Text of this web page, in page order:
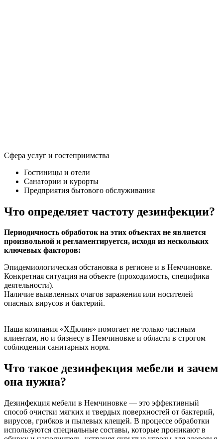
Сфера услуг и гостеприимства
Гостиницы и отели
Санатории и курорты
Предприятия бытового обслуживания
Что определяет частоту дезинфекции?
Периодичность обработок на этих объектах не является
произвольной и регламентируется, исходя из нескольких
ключевых факторов:
Эпидемиологическая обстановка в регионе и в Немчиновке.
Конкретная ситуация на объекте (проходимость, специфика
деятельности).
Наличие выявленных очагов заражения или носителей
опасных вирусов и бактерий.
Наша компания «ХДклин» помогает не только частным
клиентам, но и бизнесу в Немчиновке и области в строгом
соблюдении санитарных норм.
Что такое дезинфекция мебели и зачем
она нужна?
Дезинфекция мебели в Немчиновке — это эффективный
способ очистки мягких и твердых поверхностей от бактерий,
вирусов, грибков и пылевых клещей. В процессе обработки
используются специальные составы, которые проникают в